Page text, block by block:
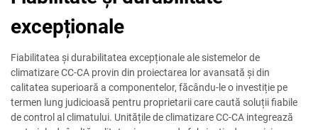
excepționale
Fiabilitatea și durabilitatea excepționale ale sistemelor de
climatizare CC-CA provin din proiectarea lor avansată și din
calitatea superioară a componentelor, făcându-le o investiție pe
termen lung judicioasă pentru proprietarii care caută soluții fiabile
de control al climatului. Unitățile de climatizare CC-CA integrează